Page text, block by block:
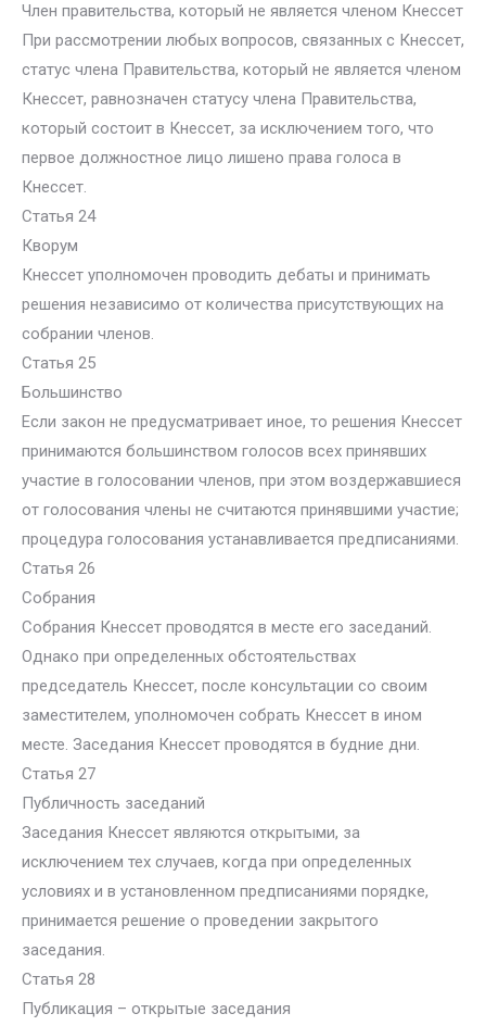
Член правительства, который не является членом Кнессет
При рассмотрении любых вопросов, связанных с Кнессет,
статус члена Правительства, который не является членом
Кнессет, равнозначен статусу члена Правительства,
который состоит в Кнессет, за исключением того, что
первое должностное лицо лишено права голоса в
Кнессет.
Статья 24
Кворум
Кнессет уполномочен проводить дебаты и принимать
решения независимо от количества присутствующих на
собрании членов.
Статья 25
Большинство
Если закон не предусматривает иное, то решения Кнессет
принимаются большинством голосов всех принявших
участие в голосовании членов, при этом воздержавшиеся
от голосования члены не считаются принявшими участие;
процедура голосования устанавливается предписаниями.
Статья 26
Собрания
Собрания Кнессет проводятся в месте его заседаний.
Однако при определенных обстоятельствах
председатель Кнессет, после консультации со своим
заместителем, уполномочен собрать Кнессет в ином
месте. Заседания Кнессет проводятся в будние дни.
Статья 27
Публичность заседаний
Заседания Кнессет являются открытыми, за
исключением тех случаев, когда при определенных
условиях и в установленном предписаниями порядке,
принимается решение о проведении закрытого
заседания.
Статья 28
Публикация – открытые заседания